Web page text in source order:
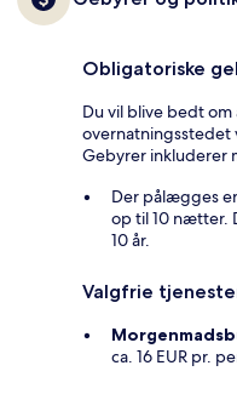
Obligatoriske
Du vil blive bedt
overnatningsstedet
Gebyrer inkluderer
Der pålægges
op til 10 nætter.
10 år.
Valgfrie
ca. 16 EUR pr.